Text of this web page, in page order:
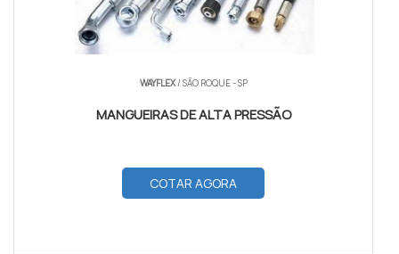
WAYFLEX/ SÃO ROQUE - SP
MANGUEIRAS DE ALTA PRESSÃO
COTAR AGORA